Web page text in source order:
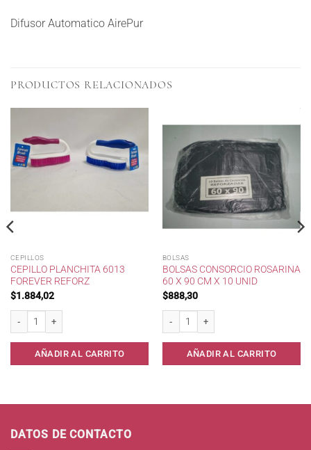
Difusor Automatico AirePur
PRODUCTOS RELACIONADOS
CEPILLOS
CEPILLO PLANCHITA 6013
FOREVER REFORZ
$1.884,02
Cepillo Planchita 6013 Forever Reforz cantidad
AÑADIR AL CARRITO
BOLSAS
BOLSAS CONSORCIO ROSARINA
60 X 90 CM X 10 UNID
$888,30
Bolsas consorcio Rosarina 60 x 90 cm
AÑADIR AL CARRITO
DATOS DE CONTACTO